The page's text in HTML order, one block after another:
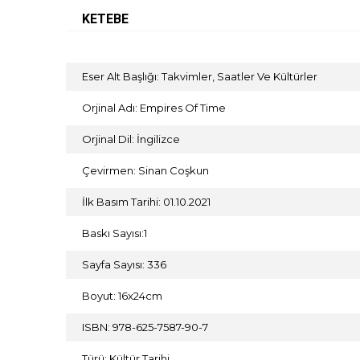
KETEBE
Eser Alt Başlığı: Takvimler, Saatler Ve Kültürler
Orjinal Adı: Empires Of Time
Orjinal Dil: İngilizce
Çevirmen: Sinan Coşkun
İlk Basım Tarihi: 01.10.2021
Baskı Sayısı:1
Sayfa Sayısı: 336
Boyut: 16x24cm
ISBN: 978-625-7587-90-7